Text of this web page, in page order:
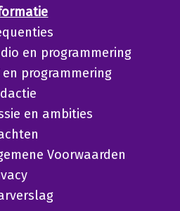
en programmering
en programmering
en ambities
Voorwaarden